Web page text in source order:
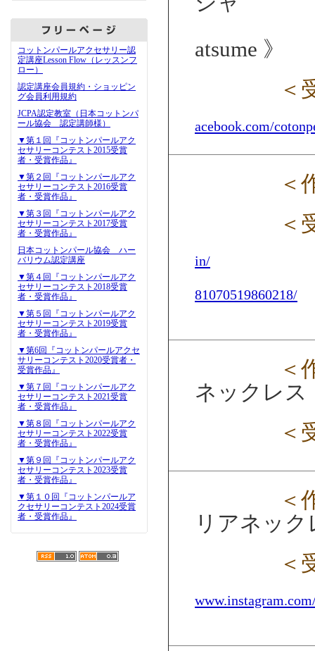
コットンパールアクセサリー認
定講座Lesson Flow（レッスンフ
ロー）
認定講座会員規約・ショッピン
グ会員利用規約
JCPA認定教室（日本コットンパ
ール協会 認定講師様）
▼第１回『コットンパールアク
セサリーコンテスト2015受賞
者・受賞作品』
▼第２回『コットンパールアク
セサリーコンテスト2016受賞
者・受賞作品』
▼第３回『コットンパールアク
セサリーコンテスト2017受賞
者・受賞作品』
日本コットンパール協会 ハー
バリウム認定講座
▼第４回『コットンパールアク
セサリーコンテスト2018受賞
者・受賞作品』
▼第５回『コットンパールアク
セサリーコンテスト2019受賞
者・受賞作品』
▼第6回『コットンパールアクセ
サリーコンテスト2020受賞者・
受賞作品』
▼第７回『コットンパールアク
セサリーコンテスト2021受賞
者・受賞作品』
▼第８回『コットンパールアク
セサリーコンテスト2022受賞
者・受賞作品』
▼第９回『コットンパールアク
セサリーコンテスト2023受賞
者・受賞作品』
▼第１０回『コットンパールア
クセサリーコンテスト2024受賞
者・受賞作品』
atsume 》
＜
acebook.com/
＜
＜
in/
81070519860218/
＜
ネックレス
＜
＜
リアネック
＜